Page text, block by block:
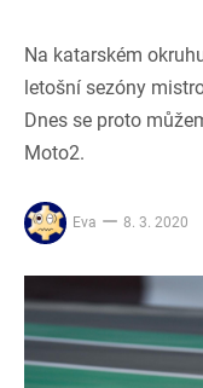
Na katarském
letošní sezóny
Dnes se proto
Moto2.
Eva 8. 3. 2020